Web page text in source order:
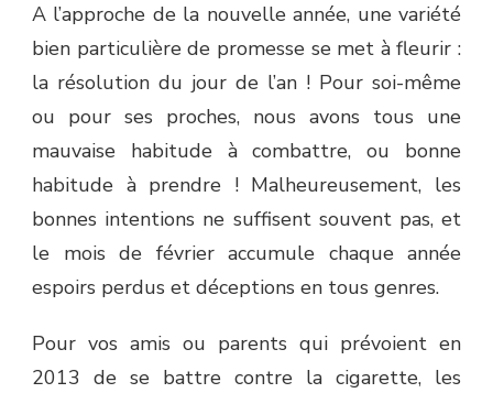
CADEAU
POUR
LA
MOTIVATION
A l’approche de la nouvelle année, une variété
bien particulière de promesse se met à fleurir :
la résolution du jour de l’an ! Pour soi-même
ou pour ses proches, nous avons tous une
mauvaise habitude à combattre, ou bonne
habitude à prendre ! Malheureusement, les
bonnes intentions ne suffisent souvent pas, et
le mois de février accumule chaque année
espoirs perdus et déceptions en tous genres.
Pour vos amis ou parents qui prévoient en
2013 de se battre contre la cigarette, les